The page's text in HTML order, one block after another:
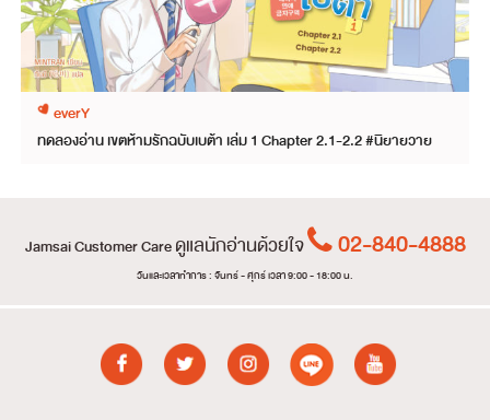
everY
ทดลองอ่าน เขตห้ามรักฉบับเบต้า เล่ม 1 Chapter 2.1-2.2 #นิยายวาย
Jamsai Customer Careดูแลนักอ่านด้วยใจ 02-840-4888
วันและเวลาทำการ : จันทร์ - ศุกร์ เวลา 9:00 - 18:00 น.